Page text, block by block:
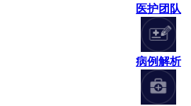
医护团队
病例解析